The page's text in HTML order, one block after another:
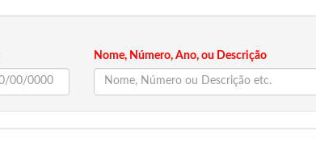
Nome, Número, Ano, ou Descrição